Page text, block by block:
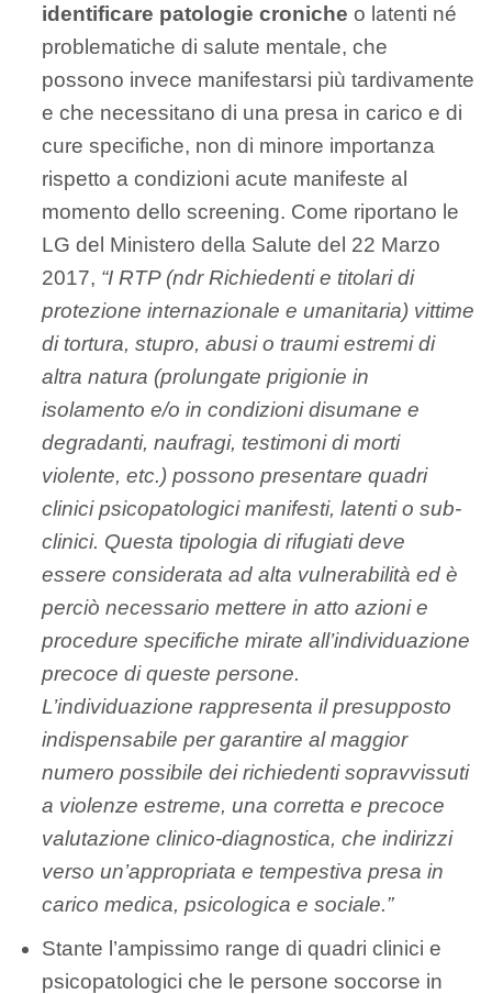
identificare patologie croniche o latenti né
problematiche di salute mentale, che
possono invece manifestarsi più tardivamente
e che necessitano di una presa in carico e di
cure specifiche, non di minore importanza
rispetto a condizioni acute manifeste al
momento dello screening. Come riportano le
LG del Ministero della Salute del 22 Marzo
2017, “I RTP (ndr Richiedenti e titolari di
protezione internazionale e umanitaria) vittime
di tortura, stupro, abusi o traumi estremi di
altra natura (prolungate prigionie in
isolamento e/o in condizioni disumane e
degradanti, naufragi, testimoni di morti
violente, etc.) possono presentare quadri
clinici psicopatologici manifesti, latenti o sub-
clinici. Questa tipologia di rifugiati deve
essere considerata ad alta vulnerabilità ed è
perciò necessario mettere in atto azioni e
procedure specifiche mirate all’individuazione
precoce di queste persone.
L’individuazione rappresenta il presupposto
indispensabile per garantire al maggior
numero possibile dei richiedenti sopravvissuti
a violenze estreme, una corretta e precoce
valutazione clinico-diagnostica, che indirizzi
verso un’appropriata e tempestiva presa in
carico medica, psicologica e sociale.”
Stante l’ampissimo range di quadri clinici e
psicopatologici che le persone soccorse in